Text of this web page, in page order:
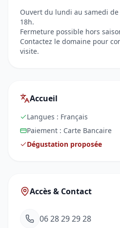
Ouvert du lundi au samedi
18h.
Fermeture possible hors
Contactez le domaine pour
visite.
Accueil
Langues : Français
Paiement : Carte Bancaire
Dégustation proposée
Accès & Contact
06 28 29 29 28